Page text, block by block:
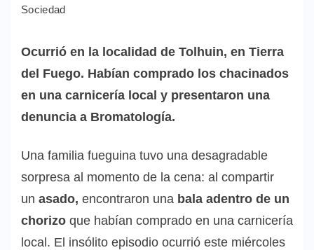
Sociedad
Ocurrió en la localidad de Tolhuin, en Tierra
del Fuego. Habían comprado los chacinados
en una carnicería local y presentaron una
denuncia a Bromatología.
Una familia fueguina tuvo una desagradable
sorpresa al momento de la cena: al compartir
un asado, encontraron una bala adentro de un
chorizo que habían comprado en una carnicería
local. El insólito episodio ocurrió este miércoles